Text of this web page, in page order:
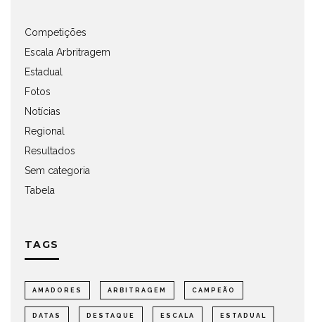
Competições
Escala Arbritragem
Estadual
Fotos
Notícias
Regional
Resultados
Sem categoria
Tabela
TAGS
AMADORES ARBITRAGEM CAMPEÃO
DATAS DESTAQUE ESCALA ESTADUAL